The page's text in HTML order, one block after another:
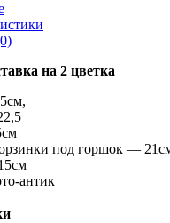
на 2 цветка
под горшок —
антик